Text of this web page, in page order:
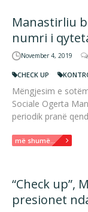
Manastirliu
numri i
November 4, 2019
CHECK UP
Mëngjesim e
Sociale Ogerta
periodik pranë
më shumë...
“Check up”,
presionet